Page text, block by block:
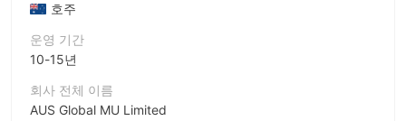
호주
운영 기간
10-15년
회사 전체 이름
AUS Global MU Limited